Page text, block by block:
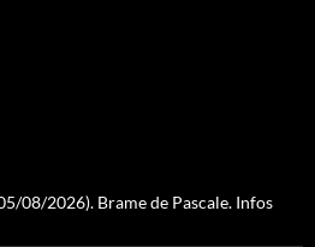
08/2026). Brame de Pascale. Infos